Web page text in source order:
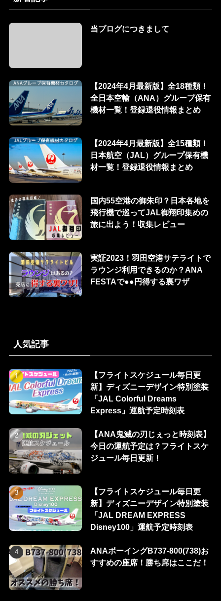
当ブログにつきまして
【2024年4月最新版】全18種類！
全日本空輸（ANA）グループ保有
機材一覧！登録退役情報まとめ
【2024年4月最新版】全15種類！
日本航空（JAL）グループ保有機
材一覧！登録退役情報まとめ
国内55空港の御朱印？日本各地を
飛行機で巡ってJAL御翔印集めの
旅に出よう！収集レビュー
実証2023！羽田空港サテライトで
ラウンジ利用できるのか？ANA
FESTAで●●円得する裏ワザ
人気記事
【フライトスケジュール毎日更
新】ディズニーデザイン特別塗装
「JAL Colorful Dreams
Express」運航予定時刻表
【ANA鬼滅の刃じぇっと時刻表】
今日の運航予定は？フライトスケ
ジュール毎日更新！
【フライトスケジュール毎日更
新】ディズニーデザイン特別塗装
「JAL DREAM EXPRESS
Disney100」運航予定時刻表
ANAボーイングB737-800(738)お
すすめの座席！勝ち席はここだ！